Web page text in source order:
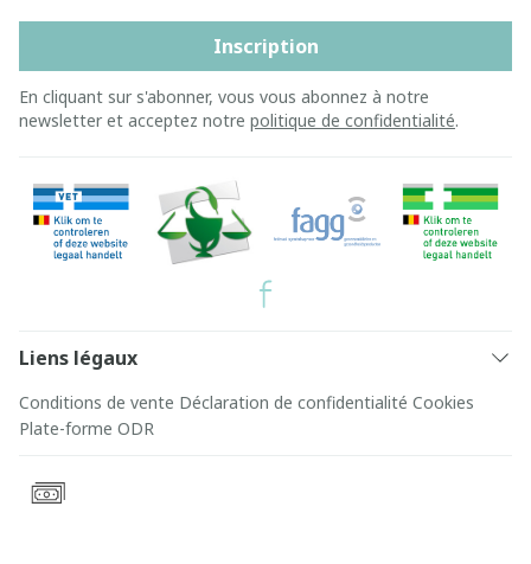
Inscription
En cliquant sur s'abonner, vous vous abonnez à notre
newsletter et acceptez notre politique de confidentialité.
Liens légaux
Conditions de vente Déclaration de confidentialité Cookies
Plate-forme ODR